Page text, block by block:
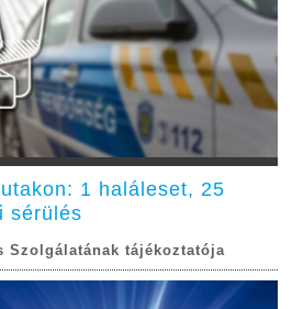
1 haláleset, 25
sérülés
Szolgálatának tájékoztatója